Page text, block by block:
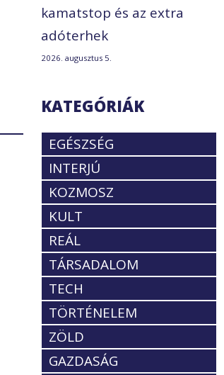
kamatstop és az extra
adóterhek
2026. augusztus 5.
KATEGÓRIÁK
EGÉSZSÉG
INTERJÚ
KOZMOSZ
KULT
REÁL
TÁRSADALOM
TECH
TÖRTÉNELEM
ZÖLD
GAZDASÁG